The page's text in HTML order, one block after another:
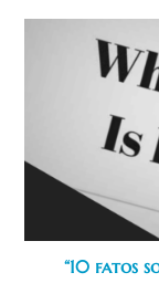
“10 fatos